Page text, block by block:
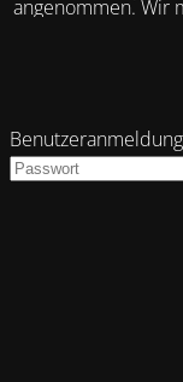
angenommen. Wir
Benutzeranmeldung